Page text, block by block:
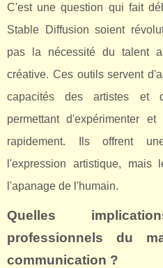
C'est une question qui fait
Stable Diffusion soient
pas la nécessité du talent
créative. Ces outils servent
capacités des artistes et
permettant d'expérimenter
rapidement. Ils offrent
l'expression artistique, mais
l'apanage de l'humain.
Quelles
professionnels du
communication ?